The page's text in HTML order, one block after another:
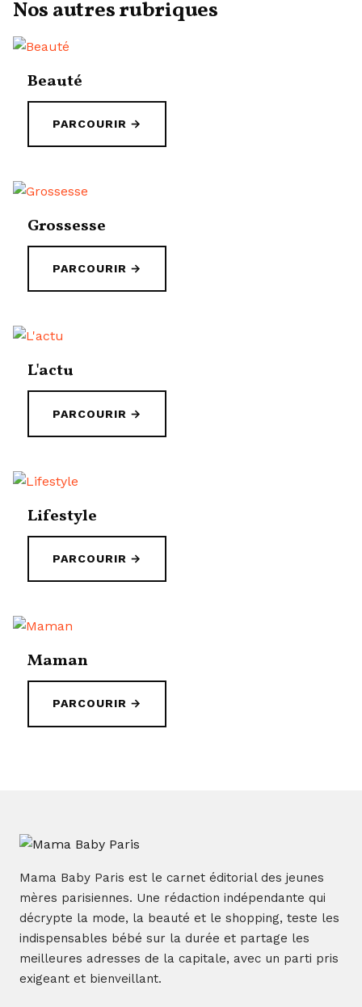
Nos autres rubriques
Beauté
PARCOURIR →
Grossesse
PARCOURIR →
L'actu
PARCOURIR →
Lifestyle
PARCOURIR →
Maman
PARCOURIR →
Mama Baby Paris est le carnet éditorial des jeunes
mères parisiennes. Une rédaction indépendante qui
décrypte la mode, la beauté et le shopping, teste les
indispensables bébé sur la durée et partage les
meilleures adresses de la capitale, avec un parti pris
exigeant et bienveillant.